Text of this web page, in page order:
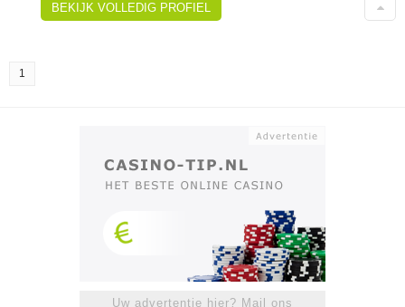
BEKIJK VOLLEDIG PROFIEL
1
Uw advertentie hier? Mail ons